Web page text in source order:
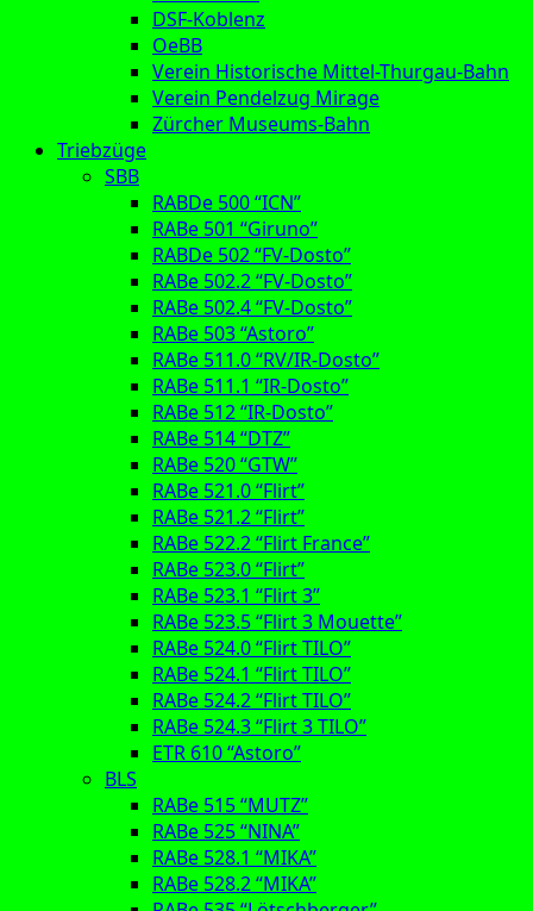
DSF-Koblenz
OeBB
Verein Historische Mittel-Thurgau-Bahn
Verein Pendelzug Mirage
Zürcher Museums-Bahn
Triebzüge
SBB
RABDe 500 “ICN”
RABe 501 “Giruno”
RABDe 502 “FV-Dosto”
RABe 502.2 “FV-Dosto”
RABe 502.4 “FV-Dosto”
RABe 503 “Astoro”
RABe 511.0 “RV/IR-Dosto”
RABe 511.1 “IR-Dosto”
RABe 512 “IR-Dosto”
RABe 514 “DTZ”
RABe 520 “GTW”
RABe 521.0 “Flirt”
RABe 521.2 “Flirt”
RABe 522.2 “Flirt France”
RABe 523.0 “Flirt”
RABe 523.1 “Flirt 3”
RABe 523.5 “Flirt 3 Mouette”
RABe 524.0 “Flirt TILO”
RABe 524.1 “Flirt TILO”
RABe 524.2 “Flirt TILO”
RABe 524.3 “Flirt 3 TILO”
ETR 610 “Astoro”
BLS
RABe 515 “MUTZ”
RABe 525 “NINA”
RABe 528.1 “MIKA”
RABe 528.2 “MIKA”